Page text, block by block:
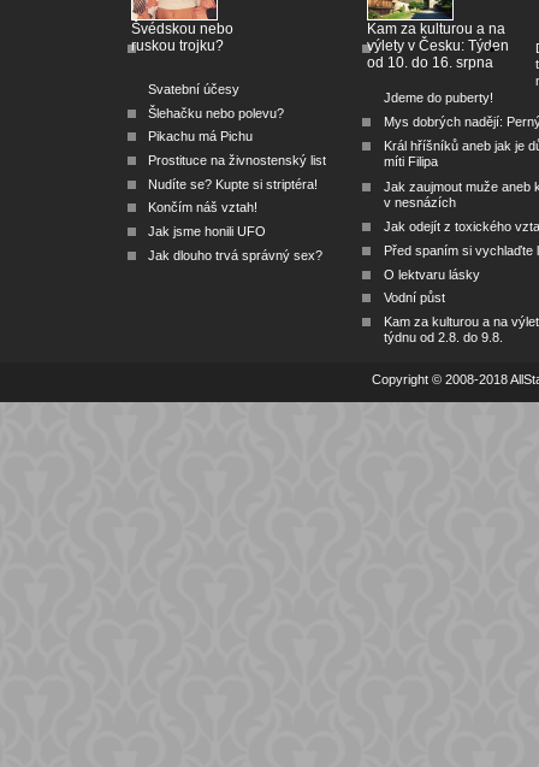
Švédskou nebo
ruskou trojku?
Svatební účesy
Šlehačku nebo polevu?
Pikachu má Pichu
Prostituce na živnostenský list
Nudíte se? Kupte si striptéra!
Končím náš vztah!
Jak jsme honili UFO
Jak dlouho trvá správný sex?
Kam za kulturou a na
výlety v Česku: Týden
od 10. do 16. srpna
Jdeme do puberty!
Mys dobrých nadějí:
Král hříšníků aneb jak je
míti Filipa
Jak zaujmout muže aneb
v nesnázích
Jak odejít z toxického
Před spaním si vychlaďte
O lektvaru lásky
Vodní půst
Kam za kulturou a na
týdnu od 2.8. do 9.8.
Copyright © 2008-2018